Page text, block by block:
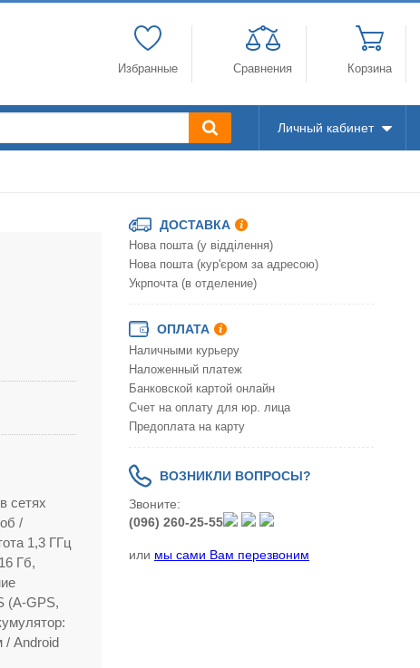
Избранные Сравнения Корзина
Личный кабинет
сетях
/
1,3 ГГц
Гб,
(A-GPS,
/ Android
ДОСТАВКА
Нова пошта (у відділення)
Нова пошта (кур'єром за адресою)
Укрпочта (в отделение)
ОПЛАТА
Наличными курьеру
Наложенный платеж
Банковской картой онлайн
Счет на оплату для юр. лица
Предоплата на карту
ВОЗНИКЛИ ВОПРОСЫ?
Звоните:
(096) 260-25-55
или мы сами Вам перезвоним